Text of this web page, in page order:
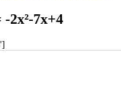
2x²-7x+4